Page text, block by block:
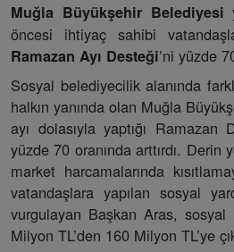
Muğla Büyükşehir Belediyesi
öncesi ihtiyaç sahibi
Ramazan Ayı Desteği’ni yüzde
Sosyal belediyecilik alanında
halkın yanında olan Muğla
ayı dolasıyla yaptığı Ramazan
yüzde 70 oranında arttırdı. Derin
market harcamalarında
vatandaşlara yapılan sosyal
vurgulayan Başkan Aras,
Milyon TL’den 160 Milyon TL’ye